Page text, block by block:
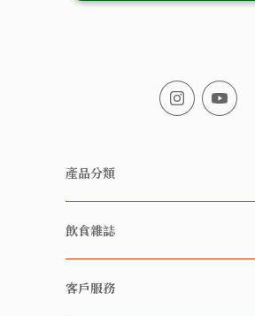
產品分類
有機/無農藥新鮮蔬果
有機 / 無添加飲品
飲食雜誌
快樂家庭 飲食雜誌
客戶服務